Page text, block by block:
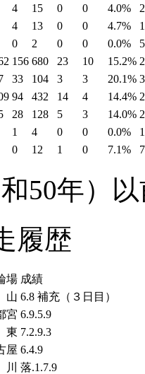
4 15 0 0 4.0%
4 13 0 0 4.7%
0 2 0 0 0.0%
156 680 23 10 15.2%
33 104 3 3 20.1%
94 432 14 4 14.4%
28 128 5 3 14.0%
1 4 0 0 0.0%
0 12 1 0 7.1%
50年）
履歴
場 成績
山 6.8 補充（３日目）
宮 6.9.5.9
東 7.2.9.3
屋 6.4.9
落.1.7.9